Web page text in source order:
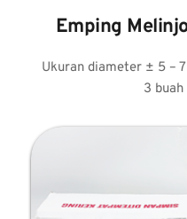
Emping
Ukuran diameter ± 5 –
3